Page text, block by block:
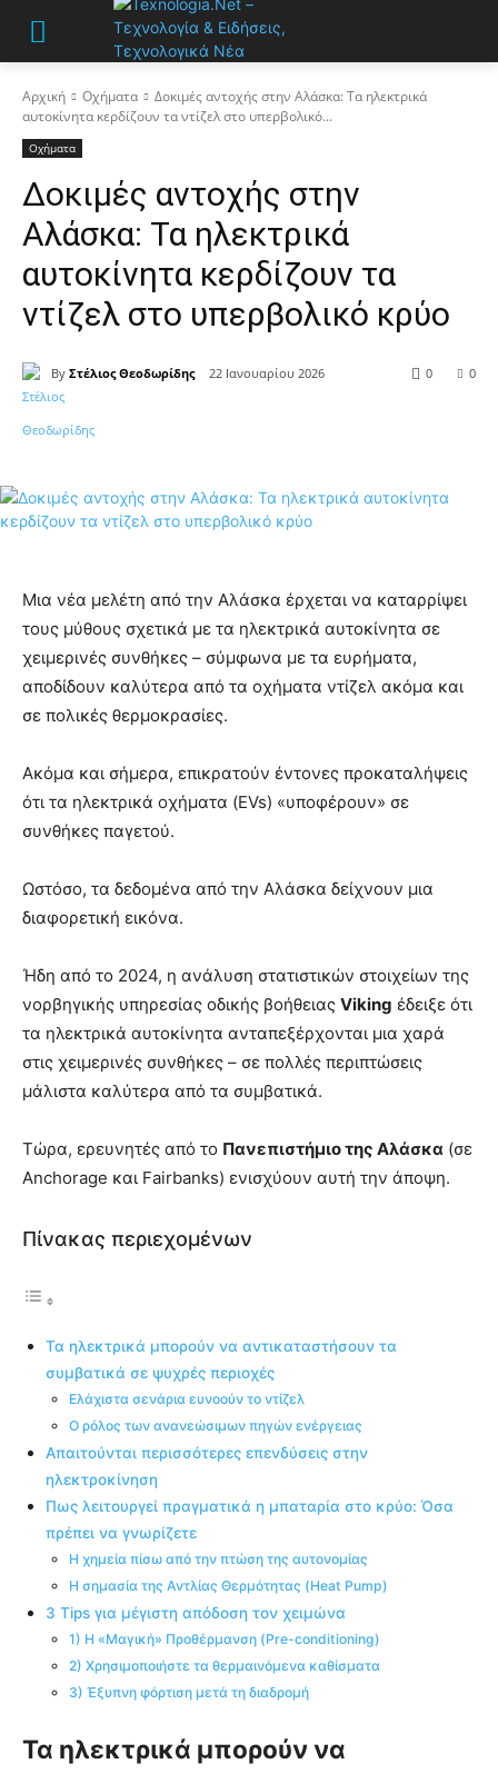
Αρχική Οχήματα
Δοκιμές αντοχής στην Αλάσκα: Τα ηλεκτρικά
αυτοκίνητα κερδίζουν τα ντίζελ στο υπερβολικό...
Οχήματα
Δοκιμές αντοχής στην
Αλάσκα: Τα ηλεκτρικά
αυτοκίνητα κερδίζουν τα
ντίζελ στο υπερβολικό κρύο
By Στέλιος Θεοδωρίδης 22 Ιανουαρίου 2026 0
0
Μια νέα μελέτη από την Αλάσκα έρχεται να καταρρίψει
τους μύθους σχετικά με τα ηλεκτρικά αυτοκίνητα σε
χειμερινές συνθήκες – σύμφωνα με τα ευρήματα,
αποδίδουν καλύτερα από τα οχήματα ντίζελ ακόμα και
σε πολικές θερμοκρασίες.
Ακόμα και σήμερα, επικρατούν έντονες προκαταλήψεις
ότι τα ηλεκτρικά οχήματα (EVs) «υποφέρουν» σε
συνθήκες παγετού.
Ωστόσο, τα δεδομένα από την Αλάσκα δείχνουν μια
διαφορετική εικόνα.
Ήδη από το 2024, η ανάλυση στατιστικών στοιχείων της
νορβηγικής υπηρεσίας οδικής βοήθειας Viking έδειξε ότι
τα ηλεκτρικά αυτοκίνητα ανταπεξέρχονται μια χαρά
στις χειμερινές συνθήκες – σε πολλές περιπτώσεις
μάλιστα καλύτερα από τα συμβατικά.
Τώρα, ερευνητές από το Πανεπιστήμιο της Αλάσκα (σε
Anchorage και Fairbanks) ενισχύουν αυτή την άποψη.
Πίνακας περιεχομένων
Τα ηλεκτρικά μπορούν να αντικαταστήσουν τα
συμβατικά σε ψυχρές περιοχές
Ελάχιστα σενάρια ευνοούν το ντίζελ
Ο ρόλος των ανανεώσιμων πηγών ενέργειας
Απαιτούνται περισσότερες επενδύσεις στην
ηλεκτροκίνηση
Πως λειτουργεί πραγματικά η μπαταρία στο κρύο: Όσα
πρέπει να γνωρίζετε
Η χημεία πίσω από την πτώση της αυτονομίας
Η σημασία της Αντλίας Θερμότητας (Heat Pump)
3 Tips για μέγιστη απόδοση τον χειμώνα
1) Η «Μαγική» Προθέρμανση (Pre-conditioning)
2) Χρησιμοποιήστε τα θερμαινόμενα καθίσματα
3) Έξυπνη φόρτιση μετά τη διαδρομή
Τα ηλεκτρικά μπορούν να